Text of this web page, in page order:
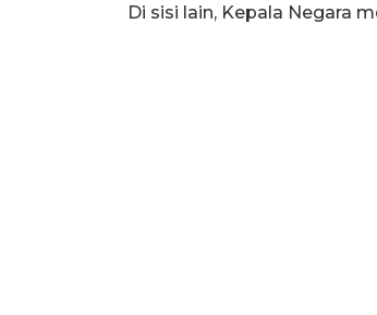
Di sisi lain, Kepala Negara